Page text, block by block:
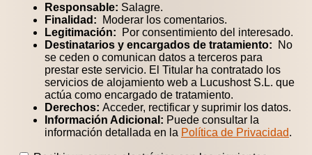
Responsable: Salagre.
Finalidad: Moderar los comentarios.
Legitimación: Por consentimiento del interesado.
Destinatarios y encargados de tratamiento: No
se ceden o comunican datos a terceros para
prestar este servicio. El Titular ha contratado los
servicios de alojamiento web a Lucushost S.L. que
actúa como encargado de tratamiento.
Derechos: Acceder, rectificar y suprimir los datos.
Información Adicional: Puede consultar la
información detallada en la Política de Privacidad.